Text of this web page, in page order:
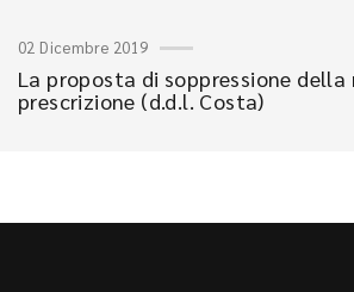
02 Dicembre 2019
La proposta di soppressione
prescrizione (d.d.l. Costa)